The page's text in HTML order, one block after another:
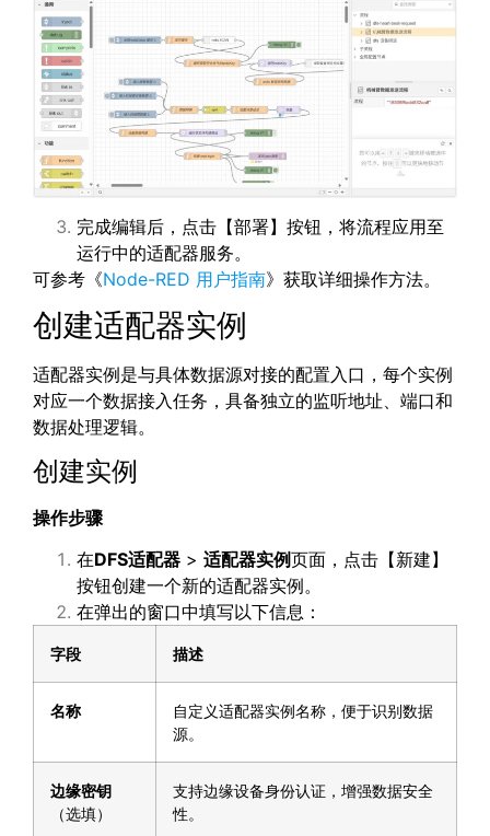
完成编辑后，点击【部署】按钮，将流程应用至
运行中的适配器服务。
可参考《Node-RED 用户指南》获取详细操作方法。
创建适配器实例
适配器实例是与具体数据源对接的配置入口，每个实例
对应一个数据接入任务，具备独立的监听地址、端口和
数据处理逻辑。
创建实例
操作步骤
在DFS适配器 > 适配器实例页面，点击【新建】
按钮创建一个新的适配器实例。
在弹出的窗口中填写以下信息：
字段 描述
名称
自定义适配器实例名称，便于识别数据
源。
边缘密钥
（选填）
支持边缘设备身份认证，增强数据安全
性。